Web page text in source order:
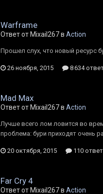
Warframe
Ответ от Mixail267 в Action
Прошел слух, что новый ресурс
26 ноября, 2015 8 634
Mad Max
Ответ от Mixail267 в Action
Лучше всего лом ловится во
проблема: бури приходят очень
20 октября, 2015 110
Far Cry 4
Ответ от Mixail267 в Action